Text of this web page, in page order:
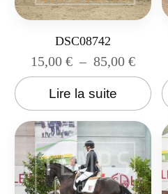
DSC08742
15,00 € – 85,00 €
Lire la suite